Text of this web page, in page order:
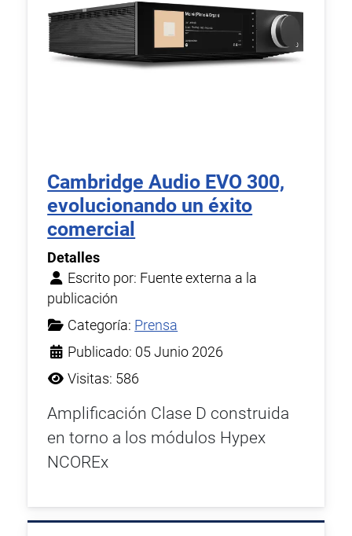
Cambridge Audio EVO 300,
evolucionando un éxito
comercial
Detalles
Escrito por: Fuente externa a la
publicación
Categoría: Prensa
Publicado: 05 Junio 2026
Visitas: 586
Amplificación Clase D construida
en torno a los módulos Hypex
NCOREx